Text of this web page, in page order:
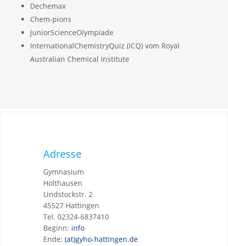
Dechemax
Chem-pions
JuniorScienceOlympiade
InternationalChemistryQuiz (ICQ) vom Royal
Australian Chemical Institute
Adresse
Gymnasium
Holthausen
Lindstockstr. 2
45527 Hattingen
Tel. 02324-6837410
Beginn: info
Ende: (at)gyho-hattingen.de